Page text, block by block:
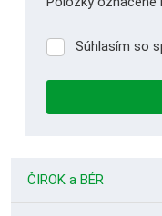
Súhlasím
spracovaním
Súhlasím so
nepodarilo
ČIROK a BÉR